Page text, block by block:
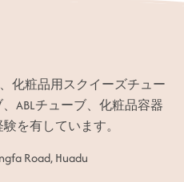
、化粧品用スクイーズチュー
ABLチューブ、化粧品容器
を有しています。
Road, Huadu